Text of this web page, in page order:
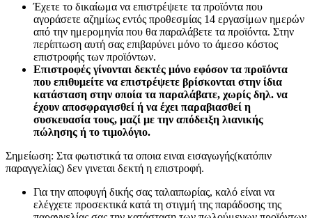
Έχετε το δικαίωμα να επιστρέψετε τα προϊόντα που
αγοράσετε αζημίως εντός προθεσμίας 14 εργασίμων ημερών
από την ημερομηνία που θα παραλάβετε τα προϊόντα. Στην
περίπτωση αυτή σας επιβαρύνει μόνο το άμεσο κόστος
επιστροφής των προϊόντων.
Επιστροφές γίνονται δεκτές μόνο εφόσον τα προϊόντα
που επιθυμείτε να επιστρέψετε βρίσκονται στην ίδια
κατάσταση στην οποία τα παραλάβατε, χωρίς δηλ. να
έχουν αποσφραγισθεί ή να έχει παραβιασθεί η
συσκευασία τους, μαζί με την απόδειξη λιανικής
πώλησης ή το τιμολόγιο.
Σημείωση: Στα φωτιστικά τα οποια ειναι εισαγωγής(κατόπιν
παραγγελίας) δεν γινεται δεκτή η επιστροφή.
Για την αποφυγή δικής σας ταλαιπωρίας, καλό είναι να
ελέγχετε προσεκτικά κατά τη στιγμή της παράδοσης της